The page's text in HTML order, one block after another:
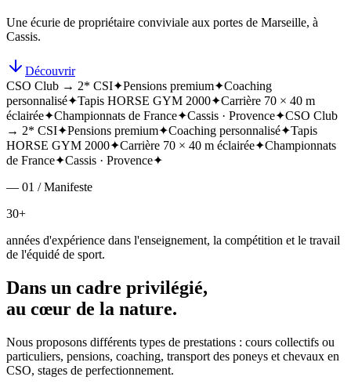
Une écurie de propriétaire conviviale aux portes de Marseille, à
Cassis.
Découvrir
CSO Club → 2* CSI✦Pensions premium✦Coaching
personnalisé✦Tapis HORSE GYM 2000✦Carrière 70 × 40 m
éclairée✦Championnats de France✦Cassis · Provence✦CSO Club
→ 2* CSI✦Pensions premium✦Coaching personnalisé✦Tapis
HORSE GYM 2000✦Carrière 70 × 40 m éclairée✦Championnats
de France✦Cassis · Provence✦
— 01 / Manifeste
30+
années d'expérience dans l'enseignement, la compétition et le travail
de l'équidé de sport.
Dans un cadre privilégié,
au cœur de la nature.
Nous proposons différents types de prestations : cours collectifs ou
particuliers, pensions, coaching, transport des poneys et chevaux en
CSO, stages de perfectionnement.